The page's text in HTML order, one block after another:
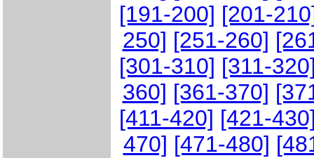
[191-200] [201-
250] [251-260]
[301-310] [311-
360] [361-370]
[411-420] [421-
470] [471-480]